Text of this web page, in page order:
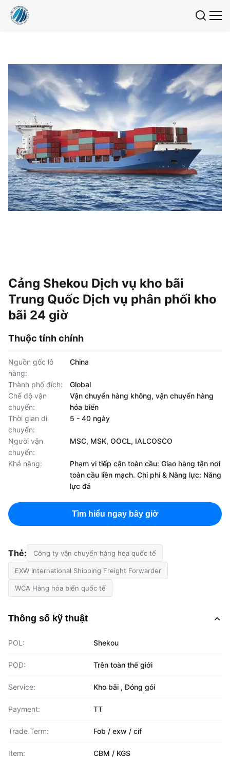
Cảng Shekou Dịch vụ kho bãi
Trung Quốc Dịch vụ phân phối kho
bãi 24 giờ
Thuộc tính chính
Nguồn gốc lô
hàng:
China
Thành phố đích:
Global
Chế độ vận
chuyển:
Vận chuyển hàng không, vận chuyển hàng
hóa biển
Thời gian di
chuyển:
5 - 40 ngày
Người vận
chuyển:
MSC, MSK, OOCL, IALCOSCO
Khả năng:
Phạm vi tiếp cận toàn cầu: Giao hàng tận nơi
toàn cầu liền mạch. Chi phí & Năng lực: Năng
lực đả
Tìm hiểu ngay bây giờ
Thẻ: Công ty vận chuyển hàng hóa quốc tế
EXW International Shipping Freight Forwarder
WCA Hàng hóa biển quốc tế
Thông số kỹ thuật
POL: Shekou
POD: Trên toàn thế giới
Service: Kho bãi , Đóng gói
Payment: TT
Trade Term: Fob / exw / cif
Item: CBM / KGS